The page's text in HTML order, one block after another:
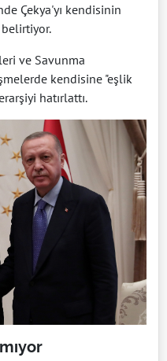
Çekya'yı kendisinin
ve Savunma
kendisine "eşlik
hatırlattı.